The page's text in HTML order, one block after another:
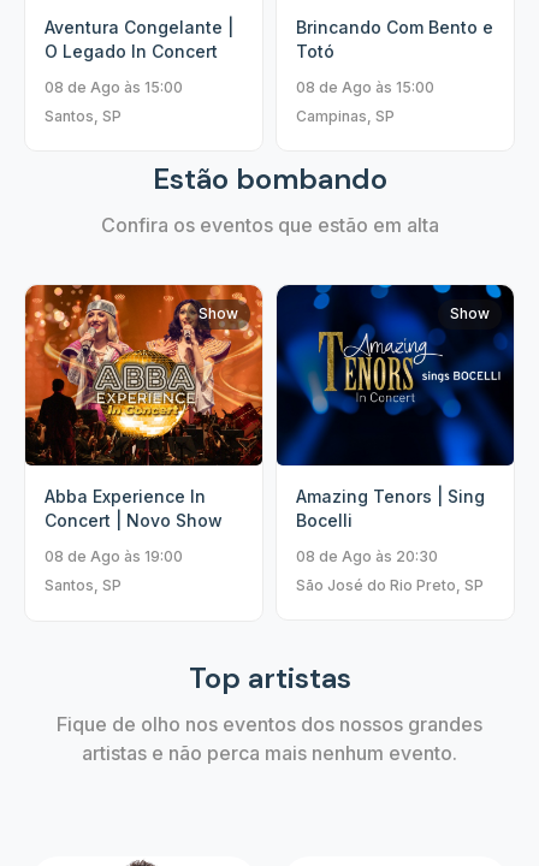
Aventura Congelante |
O Legado In Concert
08 de Ago às 15:00
Santos, SP
Brincando Com Bento e
Totó
08 de Ago às 15:00
Campinas, SP
Estão bombando
Confira os eventos que estão em alta
Show
Abba Experience In
Concert | Novo Show
08 de Ago às 19:00
Santos, SP
Show
Amazing Tenors | Sing
Bocelli
08 de Ago às 20:30
São José do Rio Preto, SP
Top artistas
Fique de olho nos eventos dos nossos grandes
artistas e não perca mais nenhum evento.